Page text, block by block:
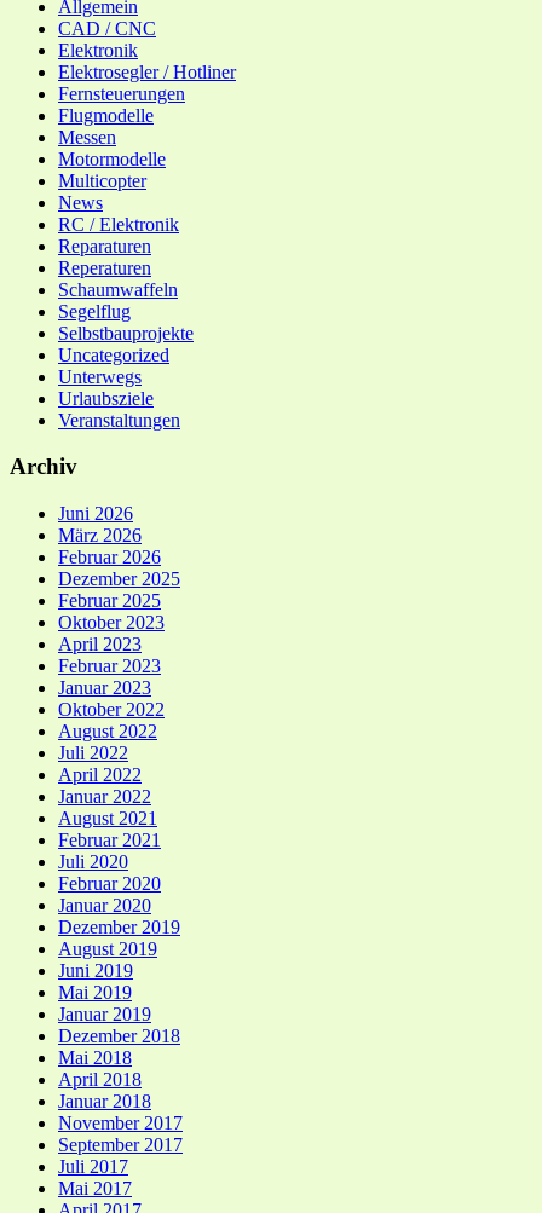
Allgemein
CAD / CNC
Elektronik
Elektrosegler / Hotliner
Fernsteuerungen
Flugmodelle
Messen
Motormodelle
Multicopter
News
RC / Elektronik
Reparaturen
Reperaturen
Schaumwaffeln
Segelflug
Selbstbauprojekte
Uncategorized
Unterwegs
Urlaubsziele
Veranstaltungen
Archiv
Juni 2026
März 2026
Februar 2026
Dezember 2025
Februar 2025
Oktober 2023
April 2023
Februar 2023
Januar 2023
Oktober 2022
August 2022
Juli 2022
April 2022
Januar 2022
August 2021
Februar 2021
Juli 2020
Februar 2020
Januar 2020
Dezember 2019
August 2019
Juni 2019
Mai 2019
Januar 2019
Dezember 2018
Mai 2018
April 2018
Januar 2018
November 2017
September 2017
Juli 2017
Mai 2017